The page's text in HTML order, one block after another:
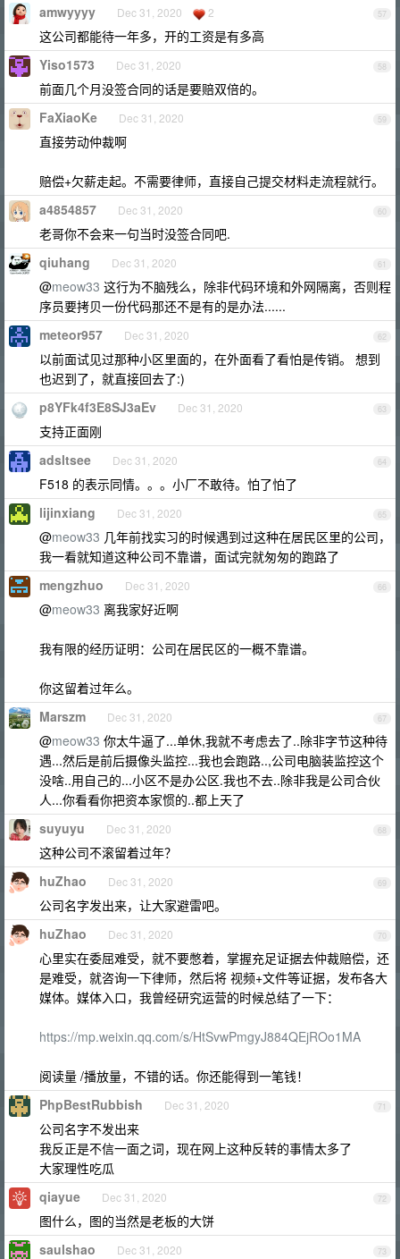
57
amwyyyy Dec 31, 2020 2
这公司都能待一年多，开的工资是有多高
58
Yiso1573 Dec 31, 2020
前面几个月没签合同的话是要赔双倍的。
59
FaXiaoKe Dec 31, 2020
直接劳动仲裁啊
赔偿+欠薪走起。不需要律师，直接自己提交材料走流程就行。
60
a4854857 Dec 31, 2020
老哥你不会来一句当时没签合同吧.
61
qiuhang Dec 31, 2020
@meow33 这行为不脑残么，除非代码环境和外网隔离，否则程
序员要拷贝一份代码那还不是有的是办法......
62
meteor957 Dec 31, 2020
以前面试见过那种小区里面的，在外面看了看怕是传销。 想到
也迟到了，就直接回去了:)
63
p8YFk4f3E8SJ3aEv Dec 31, 2020
支持正面刚
64
adsltsee Dec 31, 2020
F518 的表示同情。。。小厂不敢待。怕了怕了
65
lijinxiang Dec 31, 2020
@meow33 几年前找实习的时候遇到过这种在居民区里的公司，
我一看就知道这种公司不靠谱，面试完就匆匆的跑路了
66
mengzhuo Dec 31, 2020
@meow33 离我家好近啊
我有限的经历证明：公司在居民区的一概不靠谱。
你这留着过年么。
67
Marszm Dec 31, 2020
@meow33 你太牛逼了...单休,我就不考虑去了..除非字节这种待
遇...然后是前后摄像头监控...我也会跑路..,公司电脑装监控这个
没啥..用自己的...小区不是办公区.我也不去..除非我是公司合伙
人...你看看你把资本家惯的..都上天了
68
suyuyu Dec 31, 2020
这种公司不滚留着过年？
69
huZhao Dec 31, 2020
公司名字发出来，让大家避雷吧。
70
huZhao Dec 31, 2020
心里实在委屈难受，就不要憋着，掌握充足证据去仲裁赔偿，还
是难受，就咨询一下律师，然后将 视频+文件等证据，发布各大
媒体。媒体入口，我曾经研究运营的时候总结了一下：
https://mp.weixin.qq.com/s/HtSvwPmgyJ884QEjROo1MA
阅读量 /播放量，不错的话。你还能得到一笔钱！
71
PhpBestRubbish Dec 31, 2020
公司名字不发出来
我反正是不信一面之词，现在网上这种反转的事情太多了
大家理性吃瓜
72
qiayue Dec 31, 2020
图什么，图的当然是老板的大饼
73
saulshao Dec 31, 2020